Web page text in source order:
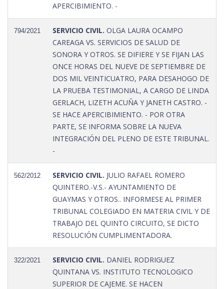
APERCIBIMIENTO. -
794/2021 SERVICIO CIVIL. OLGA LAURA OCAMPO
CAREAGA VS. SERVICIOS DE SALUD DE
SONORA Y OTROS. SE DIFIERE Y SE FIJAN LAS
ONCE HORAS DEL NUEVE DE SEPTIEMBRE DE
DOS MIL VEINTICUATRO, PARA DESAHOGO DE
LA PRUEBA TESTIMONIAL, A CARGO DE LINDA
GERLACH, LIZETH ACUÑA Y JANETH CASTRO. -
SE HACE APERCIBIMIENTO. - POR OTRA
PARTE, SE INFORMA SOBRE LA NUEVA
INTEGRACIÓN DEL PLENO DE ESTE TRIBUNAL.
-
562/2012 SERVICIO CIVIL. JULIO RAFAEL ROMERO
QUINTERO.-V.S.- AYUNTAMIENTO DE
GUAYMAS Y OTROS.. INFORMESE AL PRIMER
TRIBUNAL COLEGIADO EN MATERIA CIVIL Y DE
TRABAJO DEL QUINTO CIRCUITO, SE DICTO
RESOLUCIÓN CUMPLIMENTADORA.
322/2021 SERVICIO CIVIL. DANIEL RODRIGUEZ
QUINTANA VS. INSTITUTO TECNOLOGICO
SUPERIOR DE CAJEME. SE HACEN